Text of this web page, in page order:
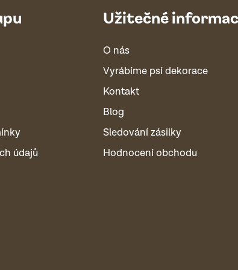
údajů
Užitečné
O nás
Vyrábíme psí dekorace
Kontakt
Blog
Sledování zásilky
Hodnocení obchodu